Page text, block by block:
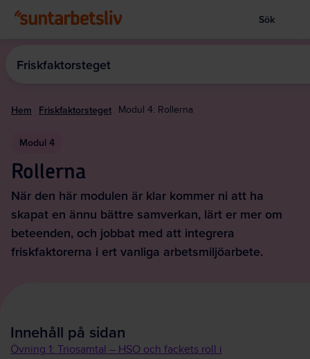
Visa
Sök
Friskfaktorsteget
Hem Friskfaktorsteget Modul 4: Rollerna
Modul 4
Rollerna
När den här modulen är klar kommer ni att ha
skapat en ännu bättre samverkan, lärt er mer om
beteenden, och jobbat med att integrera
friskfaktorerna i ert vanliga arbetsmiljöarbete.
Innehåll på sidan
Övning 1: Triosamtal – HSO och fackets roll i